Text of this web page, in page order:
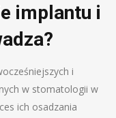
implantu i
i
w stomatologii w
ich osadzania